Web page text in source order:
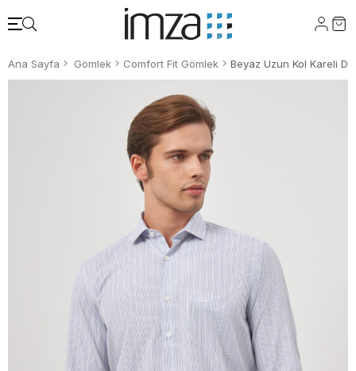
Ana Sayfa Gömlek Comfort Fit Gömlek